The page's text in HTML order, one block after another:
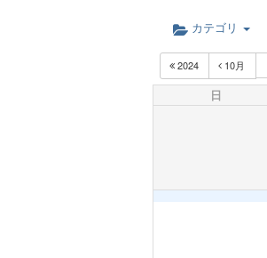
カテゴリ
2024 10月
日